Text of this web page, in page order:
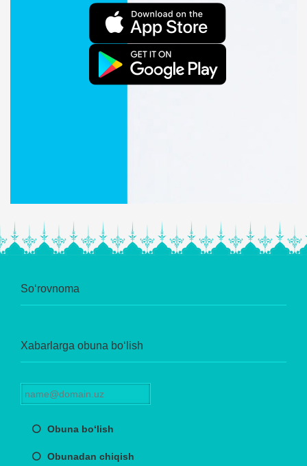
So‘rovnoma
Xabarlarga obuna bo‘lish
Obuna bo‘lish
Obunadan chiqish